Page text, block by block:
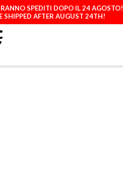
SPEDITI DOPO IL 24 AGOSTO!
SHIPPED AFTER AUGUST 24TH!